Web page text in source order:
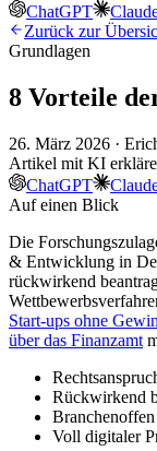
ChatGPT
Zurück zur
Grundlagen
8 Vorteile
26. März 2026 ·
Artikel mit KI
ChatGPT
Auf einen Blick
Die
& Entwicklung in
rückwirkend
Start-ups ohne
über das Finanzamt
Rückwirkend
Voll digitaler